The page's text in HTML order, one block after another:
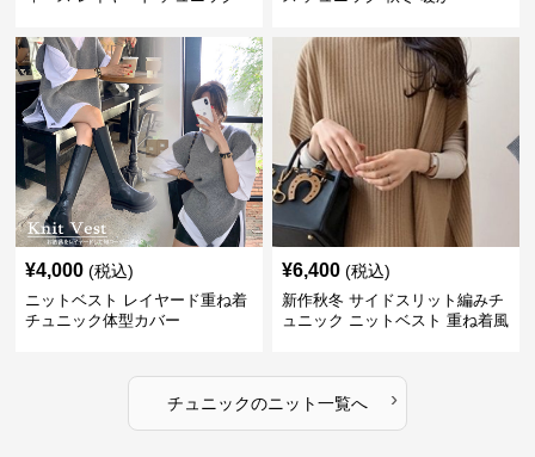
¥4,000 (税込)
ニットベスト レイヤード重ね着
チュニック体型カバー
¥6,400 (税込)
新作秋冬 サイドスリット編みチ
ュニック ニットベスト 重ね着風
チュニックのニット一覧へ ›